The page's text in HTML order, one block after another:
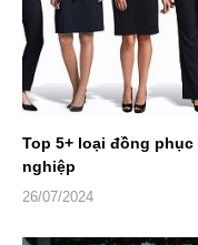
Top 5+ loại đồng
nghiệp
26/07/2024